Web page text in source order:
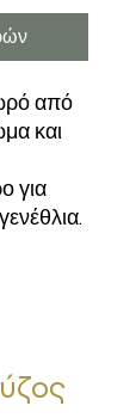
από
και
για